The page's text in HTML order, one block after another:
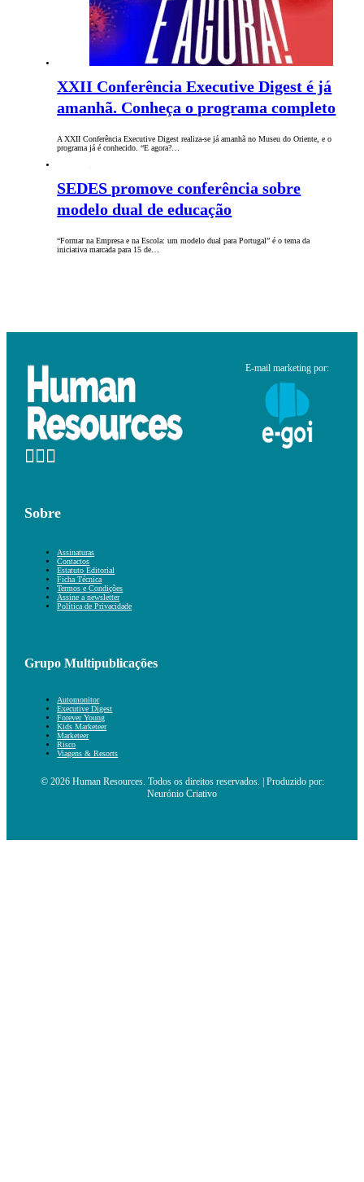
XXII Conferência Executive Digest é já
amanhã. Conheça o programa completo
A XXII Conferência Executive Digest realiza-se já amanhã no Museu do Oriente, e o
programa já é conhecido. “E agora?…
SEDES promove conferência sobre
modelo dual de educação
“Formar na Empresa e na Escola: um modelo dual para Portugal” é o tema da
iniciativa marcada para 15 de…
E-mail marketing por:
Sobre
Assinaturas
Contactos
Estatuto Editorial
Ficha Técnica
Termos e Condições
Assine a newsletter
Política de Privacidade
Grupo Multipublicações
Automonitor
Executive Digest
Forever Young
Kids Marketeer
Marketeer
Risco
Viagens & Resorts
© 2026 Human Resources. Todos os direitos reservados. | Produzido por:
Neurónio Criativo